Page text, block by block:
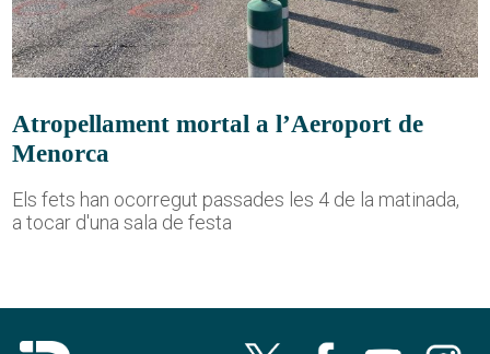
Atropellament mortal a l’Aeroport de
Menorca
Els fets han ocorregut passades les 4 de la matinada,
a tocar d'una sala de festa